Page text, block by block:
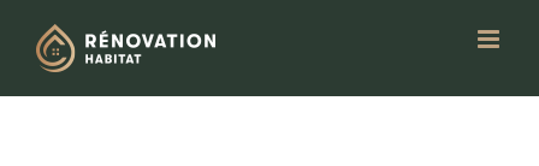
contenu